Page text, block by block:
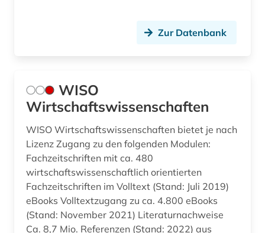
Zur Datenbank
WISO
Wirtschaftswissenschaften
WISO Wirtschaftswissenschaften bietet je nach
Lizenz Zugang zu den folgenden Modulen:
Fachzeitschriften mit ca. 480
wirtschaftswissenschaftlich orientierten
Fachzeitschriften im Volltext (Stand: Juli 2019)
eBooks Volltextzugang zu ca. 4.800 eBooks
(Stand: November 2021) Literaturnachweise
Ca. 8,7 Mio. Referenzen (Stand: 2022) aus